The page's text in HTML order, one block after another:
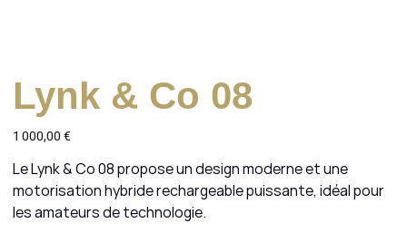
Lynk & Co 08
Prix
1 000,00 €
Le Lynk & Co 08 propose un design moderne et une
motorisation hybride rechargeable puissante, idéal pour
les amateurs de technologie.